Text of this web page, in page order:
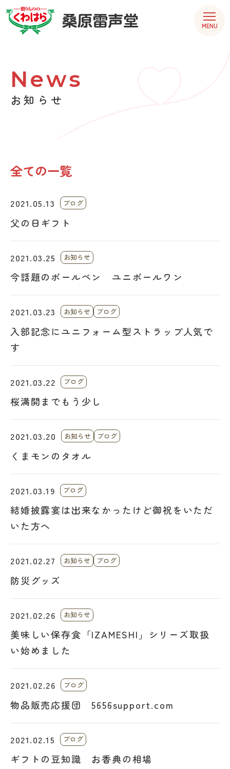
MENU
お知らせ
News
全ての一覧
2021.05.13 ブログ
父の日ギフト
2021.03.25 お知らせ
今話題のボールペン ユニボールワン
2021.03.23 お知らせ ブログ
入部記念にユニフォーム型ストラップ人気で
す
2021.03.22 ブログ
桜満開までもう少し
2021.03.20 お知らせ ブログ
くまモンのタオル
2021.03.19 ブログ
結婚披露宴は出来なかったけど御祝をいただ
いた方へ
2021.02.27 お知らせ ブログ
防災グッズ
2021.02.26 お知らせ
美味しい保存食「IZAMESHI」シリーズ取扱
い始めました
2021.02.26 ブログ
物品販売応援団 5656support.com
2021.02.15 ブログ
ギフトの豆知識 お香典の相場